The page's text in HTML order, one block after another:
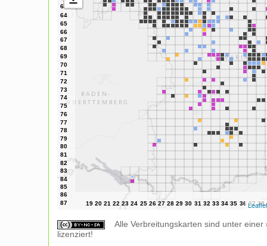
Leaflet
Alle Verbreitungskarten sind unter einer
lizenziert!